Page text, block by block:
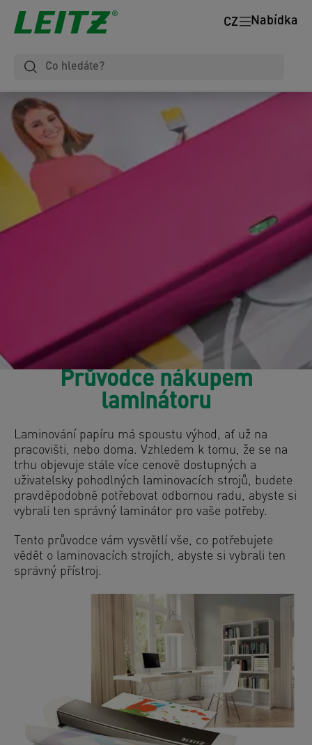
Nabídka
CZ
Průvodce nákupem
laminátoru
Laminování papíru má spoustu výhod, ať už na
pracovišti, nebo doma. Vzhledem k tomu, že se na
trhu objevuje stále více cenově dostupných a
uživatelsky pohodlných laminovacích strojů, budete
pravděpodobně potřebovat odbornou radu, abyste si
vybrali ten správný laminátor pro vaše potřeby.
Tento průvodce vám vysvětlí vše, co potřebujete
vědět o laminovacích strojích, abyste si vybrali ten
správný přístroj.